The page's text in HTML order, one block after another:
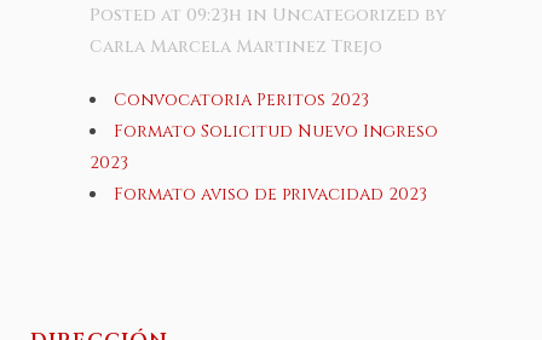
Posted at 09:23h in Uncategorized by
Carla Marcela Martinez Trejo
Convocatoria Peritos 2023
Formato Solicitud Nuevo Ingreso
2023
Formato aviso de privacidad 2023